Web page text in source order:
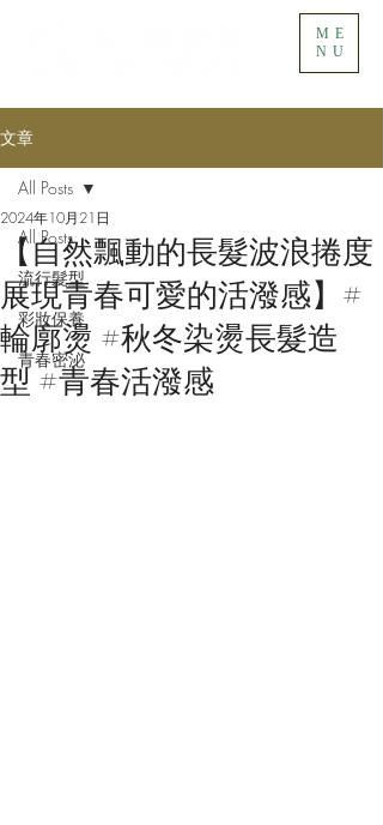
ME
NU
文章
All Posts
流行髮型
彩妝保養
青春密泌
All Posts
【自然飄動的長髮波浪捲度
展現青春可愛的活潑感】#
輪廓燙 #秋冬染燙長髮造
型 #青春活潑感
2024年10月21日